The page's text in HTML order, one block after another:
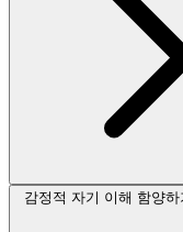
감정적 자기 이해 함양